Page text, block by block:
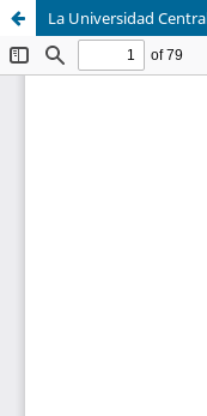
La Universidad